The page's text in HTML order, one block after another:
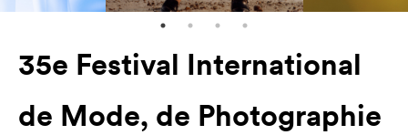
35e Festival International
de Mode, de Photographie